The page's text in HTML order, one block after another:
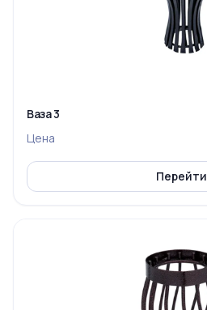
Ваза 3
Цена
Перейти